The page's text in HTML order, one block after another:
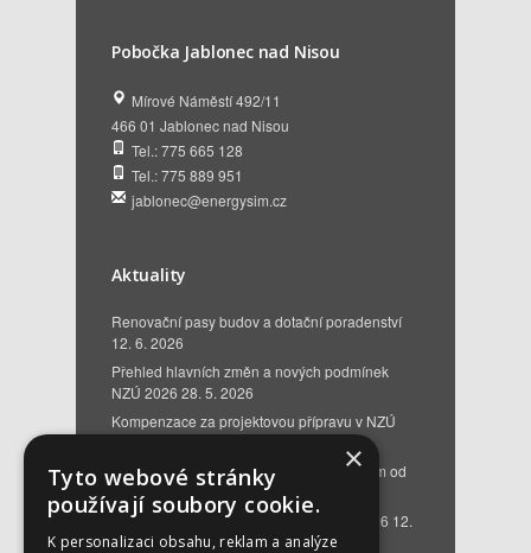
Pobočka Jablonec nad Nisou
Mírové Náměstí 492/11
466 01 Jablonec nad Nisou
Tel.: 775 665 128
Tel.: 775 889 951
jablonec@energysim.cz
Aktuality
Renovační pasy budov a dotační poradenství
12. 6. 2026
Přehled hlavních změn a nových podmínek
NZÚ 2026 28. 5. 2026
Kompenzace za projektovou přípravu v NZÚ
Novinky v programu Nová zelená úsporám od
roku 2026 16. 3. 2026
Bezplatné poradenství EKIS od 01.01.2026 12.
12. 2025
×
Tyto webové stránky
používají soubory cookie.
K personalizaci obsahu, reklam a analýze